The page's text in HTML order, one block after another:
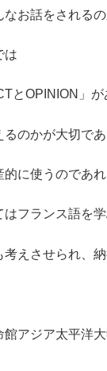
お話をされる
は
とOPINION」
るのかが大切で
的に使うのであ
はフランス語を
えさせられ、納
アジア太平洋